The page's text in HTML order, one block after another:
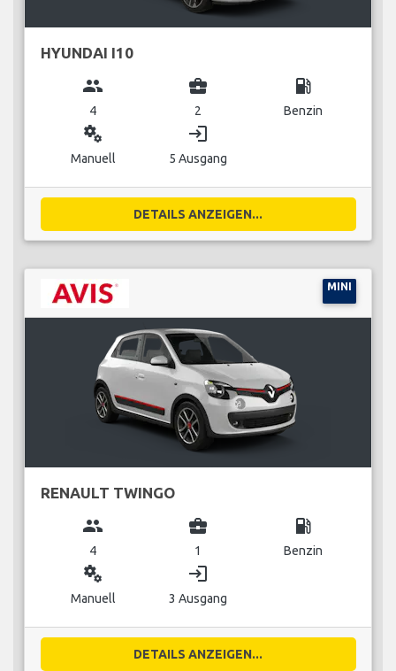
HYUNDAI I10
group
4
business_center
2
local_gas_station
Benzin
miscellaneous_services
Manuell
login
5 Ausgang
DETAILS ANZEIGEN...
MINI
RENAULT TWINGO
group
4
business_center
1
local_gas_station
Benzin
miscellaneous_services
Manuell
login
3 Ausgang
DETAILS ANZEIGEN...